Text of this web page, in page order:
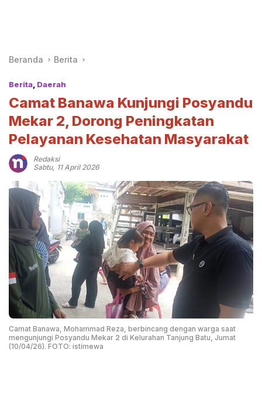
Beranda Berita
Berita Daerah
Camat Banawa Kunjungi Posyandu
Mekar 2, Dorong Peningkatan
Pelayanan Kesehatan Masyarakat
Redaksi
Sabtu, 11 April 2026
Camat Banawa, Mohammad Reza, berbincang dengan warga saat
mengunjungi Posyandu Mekar 2 di Kelurahan Tanjung Batu, Jumat
(10/04/26). FOTO: istimewa